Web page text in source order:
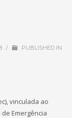
/
PUBLISHED IN
vinculada ao
Emergência